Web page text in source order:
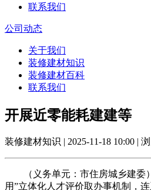
联系我们
公司动态
关于我们
装修建材知识
装修建材百科
联系我们
开展近零能耗建建等
装修建材知识 | 2025-11-18 10:00 |
（义务单元：市住房城乡建委
用”立体化人才评价取办事机制，